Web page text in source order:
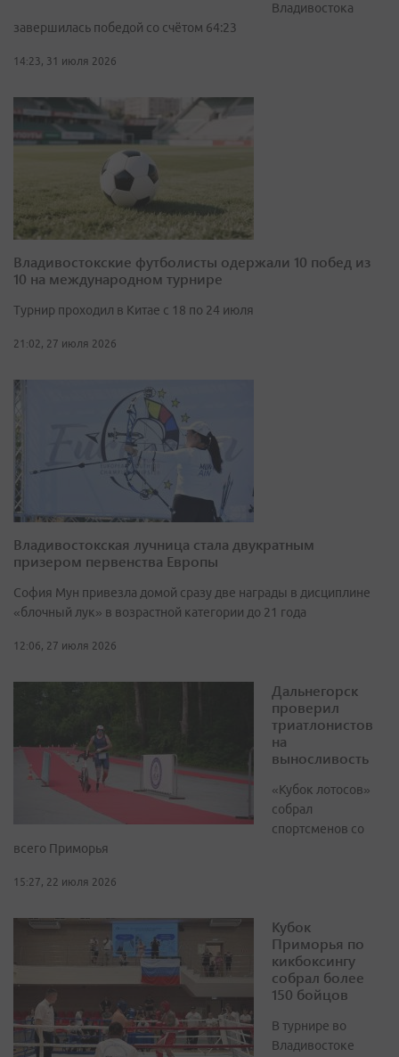
Владивостока
завершилась победой со счётом 64:23
14:23, 31 июля 2026
Владивостокские футболисты одержали 10 побед из
10 на международном турнире
Турнир проходил в Китае с 18 по 24 июля
21:02, 27 июля 2026
Владивостокская лучница стала двукратным
призером первенства Европы
София Мун привезла домой сразу две награды в дисциплине
«блочный лук» в возрастной категории до 21 года
12:06, 27 июля 2026
Дальнегорск
проверил
триатлонистов
на
выносливость
«Кубок лотосов»
собрал
спортсменов со
всего Приморья
15:27, 22 июля 2026
Кубок
Приморья по
кикбоксингу
собрал более
150 бойцов
В турнире во
Владивостоке